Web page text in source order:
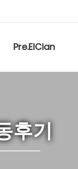
Pre.EICian
후기